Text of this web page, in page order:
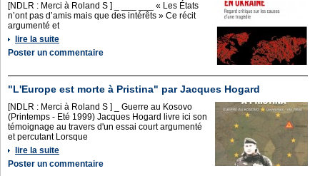
[NDLR : Merci à Roland S ] _ ___ ___ « Les États
n’ont pas d’amis mais que des intérêts » Ce récit
argumenté et
lire la suite
Poster un commentaire
"L'Europe est morte à Pristina" par Jacques Hogard
[NDLR : Merci à Roland S ] _ Guerre au Kosovo
(Printemps - Eté 1999) Jacques Hogard livre ici son
témoignage au travers d'un essai court argumenté
et percutant Lorsque
lire la suite
Poster un commentaire